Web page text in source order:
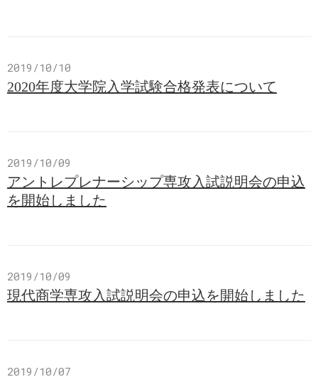
2019/10/10
2020年度大学院入学試験合格発表について
2019/10/09
アントレプレナーシップ専攻入試説明会の申込
を開始しました
2019/10/09
現代商学専攻入試説明会の申込を開始しました
2019/10/07